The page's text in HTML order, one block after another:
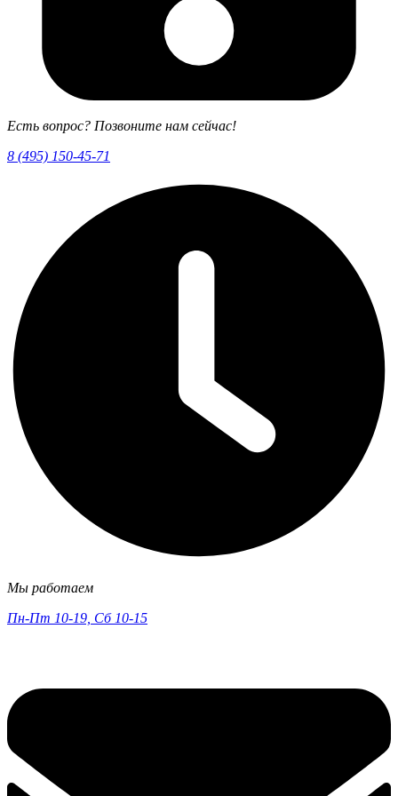
Есть вопрос? Позвоните нам сейчас!
8 (495) 150-45-71
Мы работаем
Пн-Пт 10-19, Сб 10-15